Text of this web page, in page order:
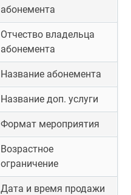
абонемента
Отчество владельца
абонемента
Название абонемента
Название доп. услуги
Формат мероприятия
Возрастное
ограничение
Дата и время продажи